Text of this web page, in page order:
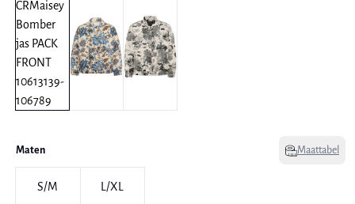
Maten Maattabel
S/M L/XL